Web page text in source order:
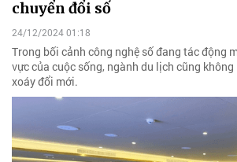
chuyển đổi số
24/12/2024 01:18
Trong bối cảnh công nghệ số đang tác động
vực của cuộc sống, ngành du lịch cũng
xoáy đổi mới.